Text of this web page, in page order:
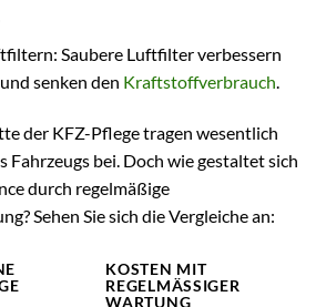
Saubere Luftfilter verbessern
senken den Kraftstoffverbrauch.
der KFZ-Pflege tragen wesentlich
bei. Doch wie gestaltet sich
durch regelmäßige
Sehen Sie sich die Vergleiche an:
W
KOSTEN MIT
REGELMÄSSIGER W
ARTUNG